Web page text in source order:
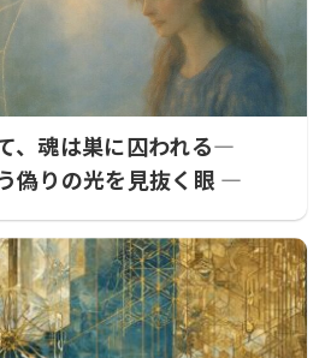
、魂は巣に囚われる―
偽りの光を見抜く眼 ―